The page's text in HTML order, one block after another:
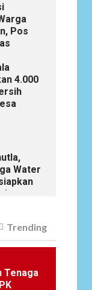
Pos
4.000
Water
Apa
Trending
Tenaga